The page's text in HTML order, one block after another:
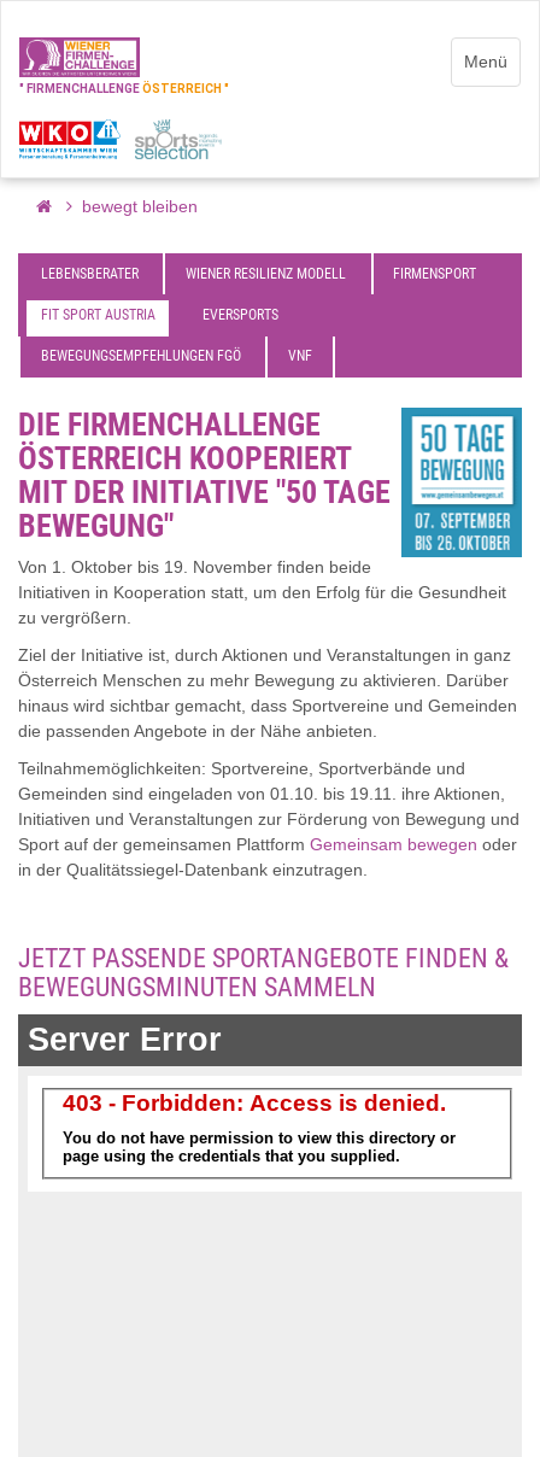
" FIRMENCHALLENGEÖSTERREICH "
Menü
bewegt bleiben
LEBENSBERATER WIENER RESILIENZ MODELL FIRMENSPORT
FIT SPORT AUSTRIA EVERSPORTS
BEWEGUNGSEMPFEHLUNGEN FGÖ VNF
DIE FIRMENCHALLENGE
ÖSTERREICH KOOPERIERT
MIT DER INITIATIVE "50 TAGE
BEWEGUNG"
Von 1. Oktober bis 19. November finden beide
Initiativen in Kooperation statt, um den Erfolg für die Gesundheit
zu vergrößern.
Ziel der Initiative ist, durch Aktionen und Veranstaltungen in ganz
Österreich Menschen zu mehr Bewegung zu aktivieren. Darüber
hinaus wird sichtbar gemacht, dass Sportvereine und Gemeinden
die passenden Angebote in der Nähe anbieten.
Teilnahmemöglichkeiten: Sportvereine, Sportverbände und
Gemeinden sind eingeladen von 01.10. bis 19.11. ihre Aktionen,
Initiativen und Veranstaltungen zur Förderung von Bewegung und
Sport auf der gemeinsamen Plattform Gemeinsam bewegen oder
in der Qualitätssiegel-Datenbank einzutragen.
JETZT PASSENDE SPORTANGEBOTE FINDEN &
BEWEGUNGSMINUTEN SAMMELN